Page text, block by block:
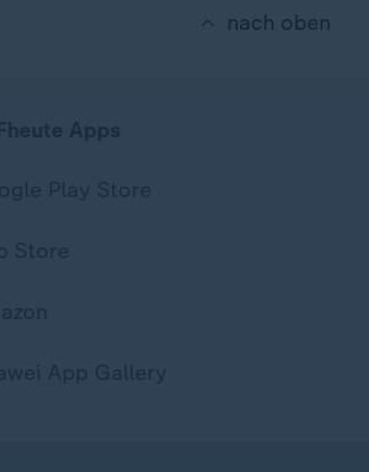
nach oben